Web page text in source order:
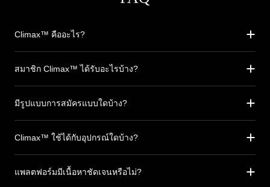
Climax™ คืออะไร?
สมาชิก Climax™ ได้รับอะไรบ้าง?
มีรูปแบบการสมัครแบบใดบ้าง?
Climax™ ใช้ได้กับอุปกรณ์ใดบ้าง?
แพลตฟอร์มมีเนื้อหาชัดเจนหรือไม่?